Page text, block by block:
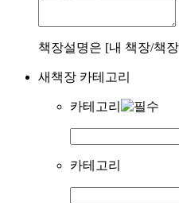
책장설명은 [내 책장/책
새책장 카테고리
카테고리
카테고리